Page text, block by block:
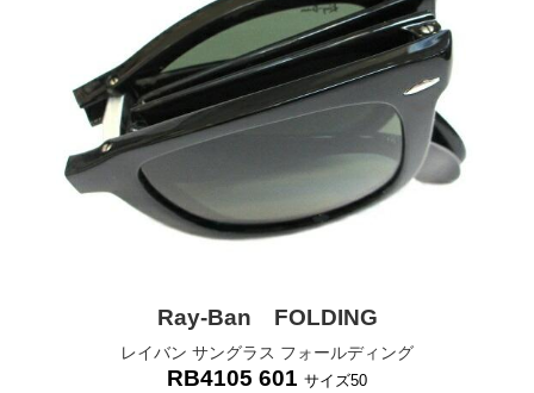
Ray-Ban FOLDING
レイバン サングラス フォールディング
RB4105 601 サイズ50